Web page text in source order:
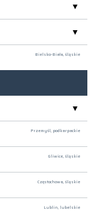
Bielsko-Biała, śląskie
Przemyśl, podkarpackie
Gliwice, śląskie
Częstochowa, śląskie
Lublin, lubelskie